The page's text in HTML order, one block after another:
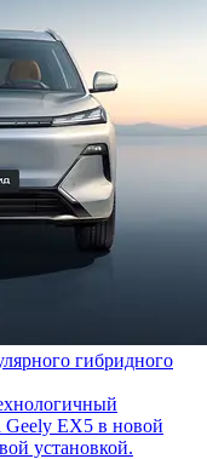
гибридного
Geely EX5 в новой
установкой.